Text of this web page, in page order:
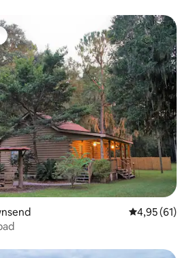
Gemiddelde
4,95 (61)